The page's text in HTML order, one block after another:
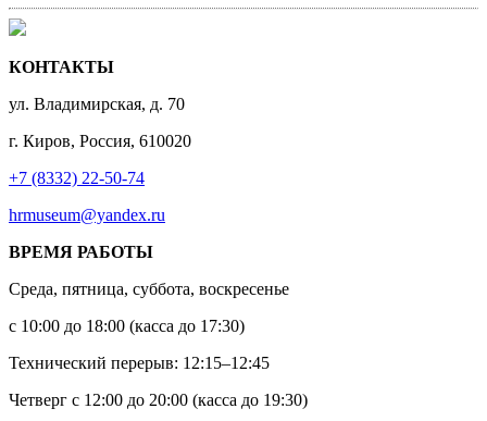
КОНТАКТЫ
ул. Владимирская, д. 70
г. Киров, Россия, 610020
+7 (8332) 22-50-74
hrmuseum@yandex.ru
ВРЕМЯ РАБОТЫ
Среда, пятница, суббота, воскресенье
с 10:00 до 18:00 (касса до 17:30)
Технический перерыв: 12:15–12:45
Четверг с 12:00 до 20:00 (касса до 19:30)